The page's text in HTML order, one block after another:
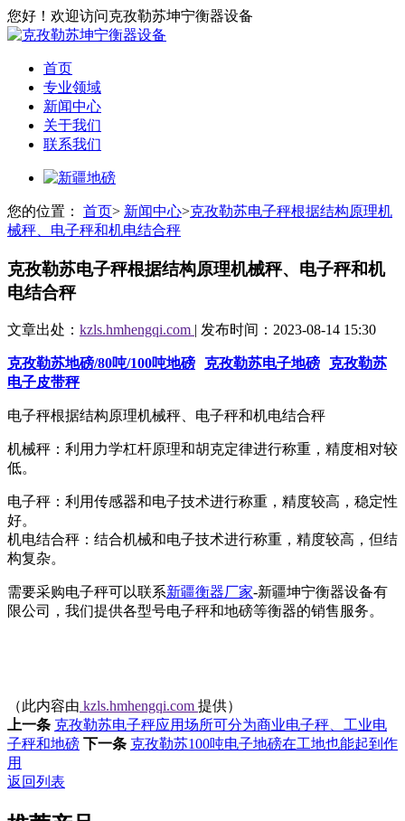
您好！欢迎访问克孜勒苏坤宁衡器设备
首页
专业领域
新闻中心
关于我们
联系我们
您的位置： 首页> 新闻中心>克孜勒苏电子秤根据结构原理机
械秤、电子秤和机电结合秤
克孜勒苏电子秤根据结构原理机械秤、电子秤和机
电结合秤
文章出处： kzls.hmhengqi.com | 发布时间：2023-08-14 15:30
克孜勒苏地磅/80吨/100吨地磅 克孜勒苏电子地磅
克孜勒苏
电子皮带秤
电子秤根据结构原理机械秤、电子秤和机电结合秤
机械秤：利用力学杠杆原理和胡克定律进行称重，精度相对较
低。
电子秤：利用传感器和电子技术进行称重，精度较高，稳定性
好。
机电结合秤：结合机械和电子技术进行称重，精度较高，但结
构复杂。
需要采购电子秤可以联系新疆衡器厂家-新疆坤宁衡器设备有
限公司，我们提供各型号电子秤和地磅等衡器的销售服务。
（此内容由 kzls.hmhengqi.com 提供）
上一条 克孜勒苏电子秤应用场所可分为商业电子秤、工业电
子秤和地磅 下一条 克孜勒苏100吨电子地磅在工地也能起到作
用
返回列表